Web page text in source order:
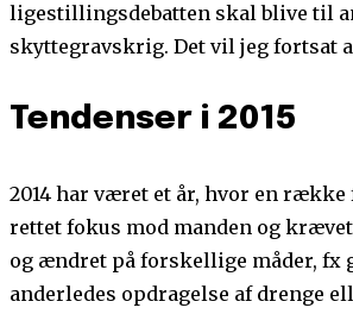
ligestillingsdebatten skal blive til
skyttegravskrig. Det vil jeg fortsat
Tendenser i 2015
2014 har været et år, hvor en
rettet fokus mod manden og
og ændret på forskellige måder, fx
anderledes opdragelse af drenge